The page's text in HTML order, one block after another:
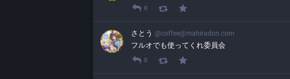
0
さとう @coffee@mahiradon.com
フルオでも使ってくれ委員会
0